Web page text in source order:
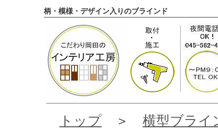
柄・模様・デザイン入りのブラインド
トップ ＞ 横型ブライ